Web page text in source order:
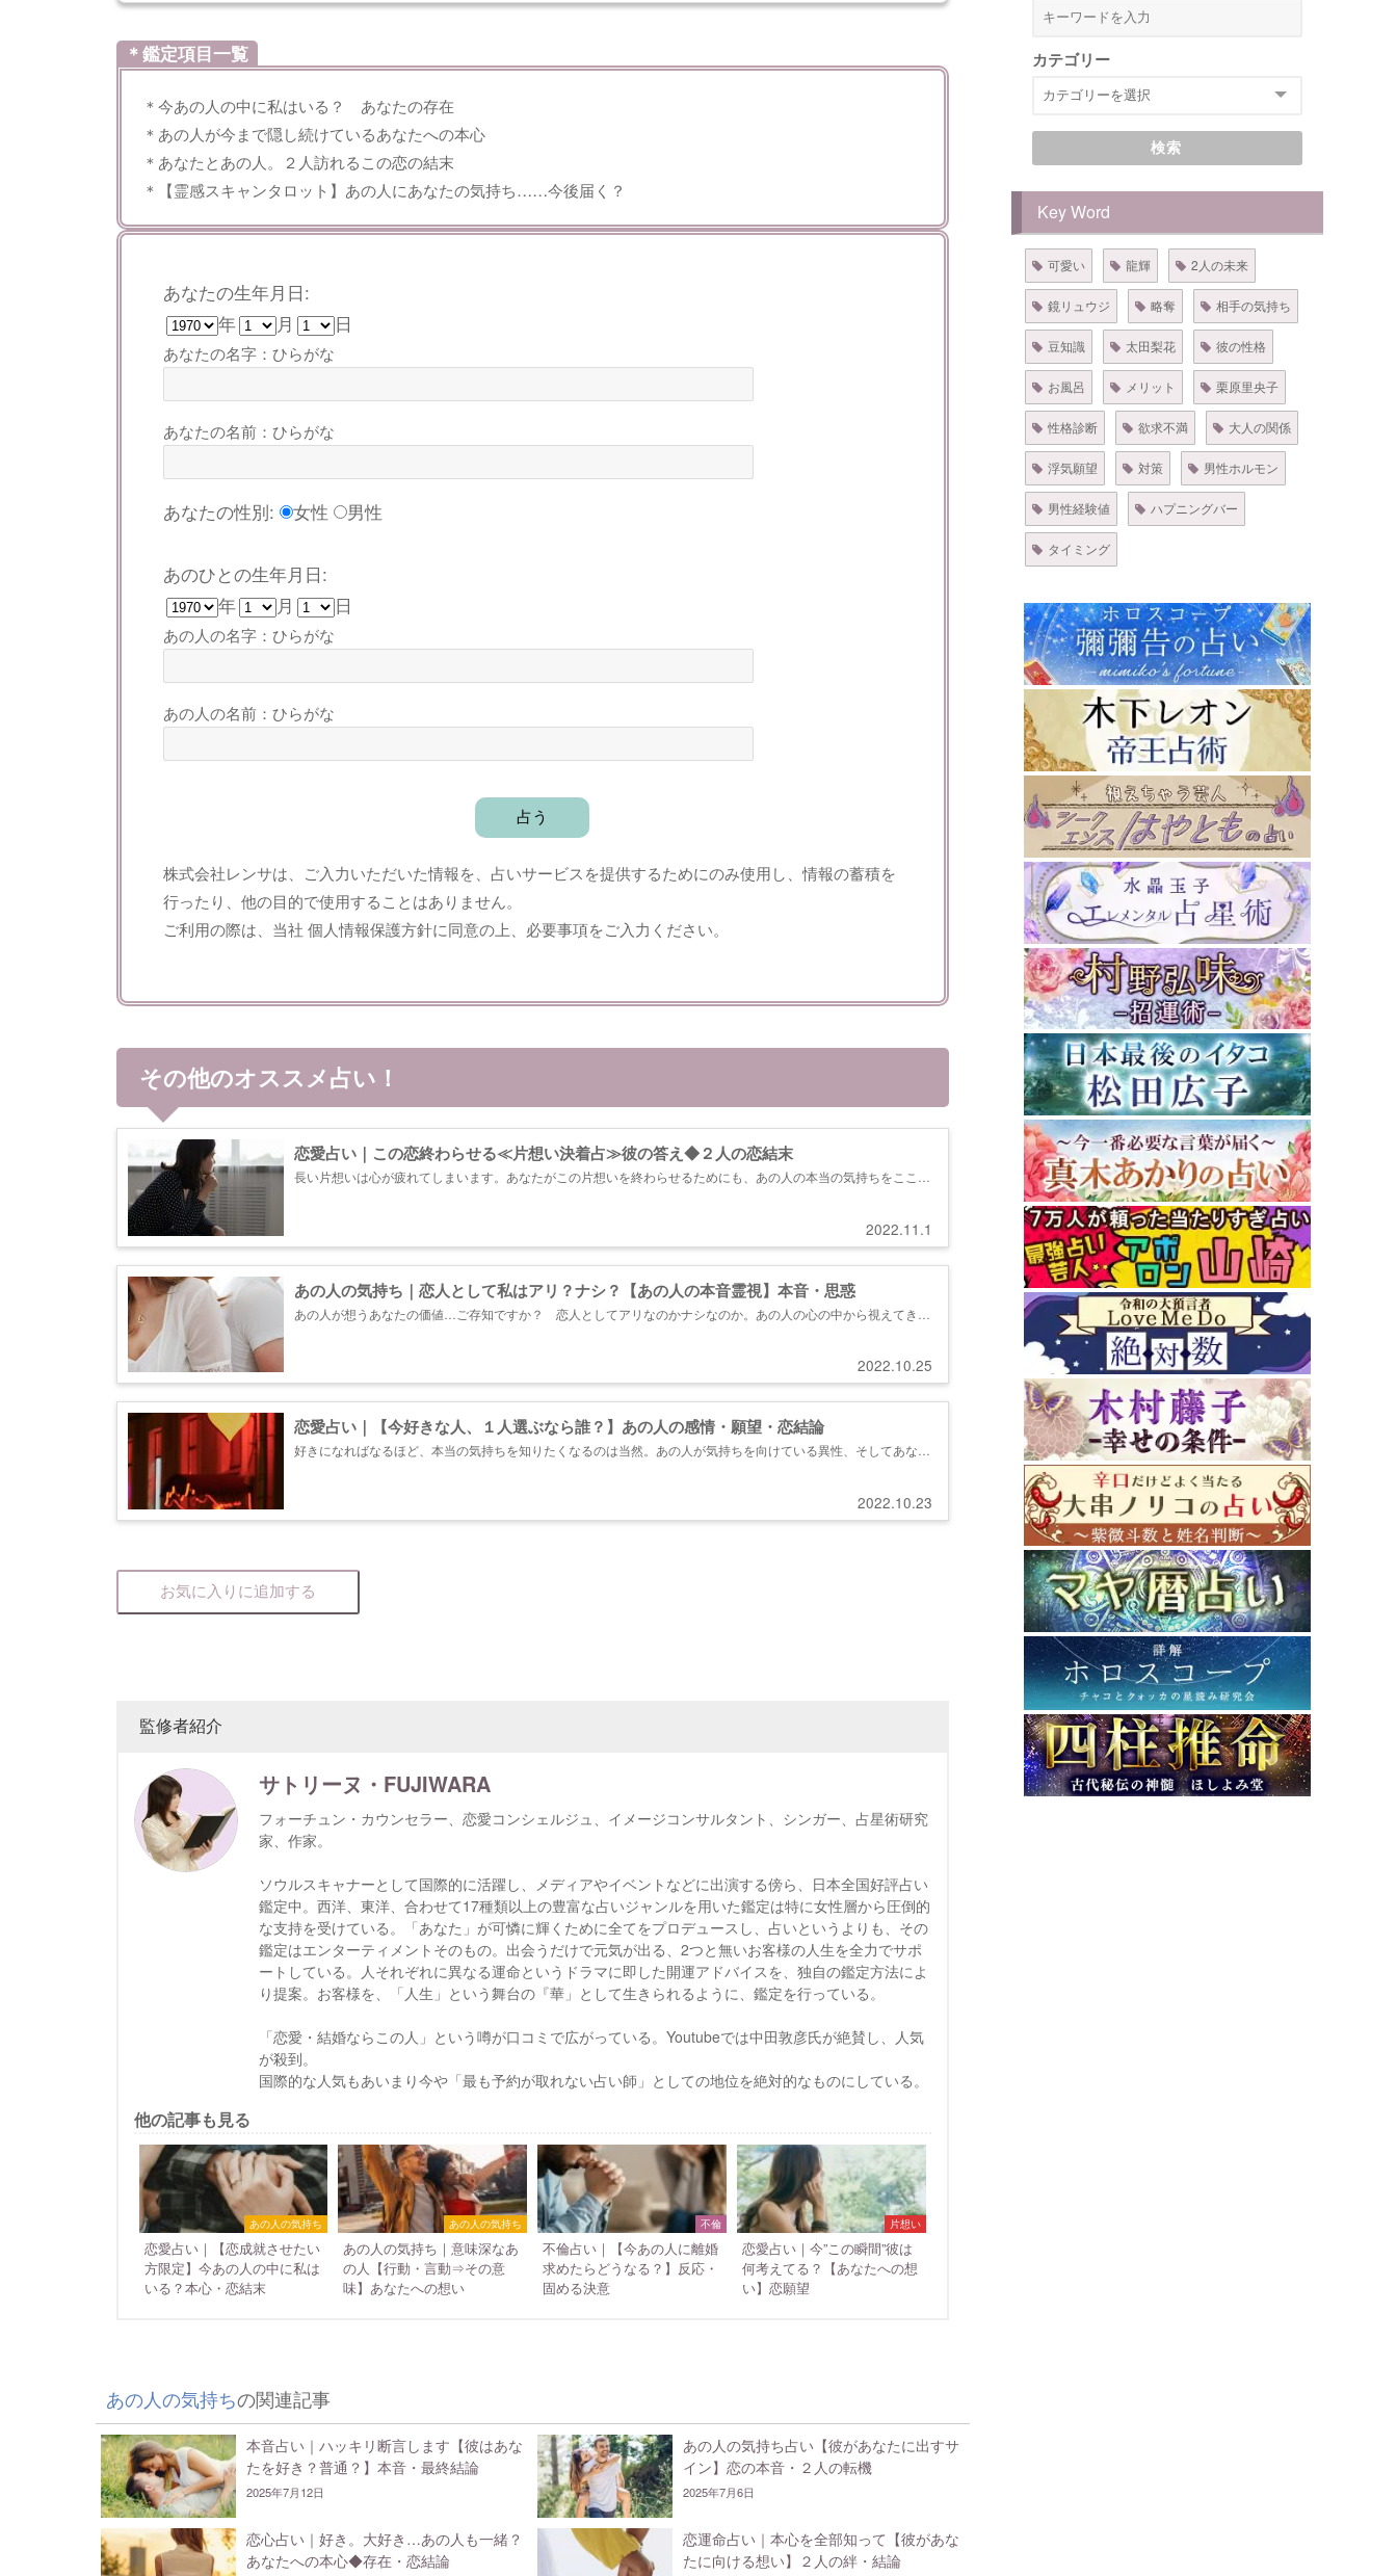
＊鑑定項目一覧
＊今あの人の中に私はいる？ あなたの存在
＊あの人が今まで隠し続けているあなたへの本心
＊あなたとあの人。２人訪れるこの恋の結末
＊【霊感スキャンタロット】あの人にあなたの気持ち……今後届く？
あなたの生年月日:
年
月 日
あなたの名字：ひらがな
あなたの名前：ひらがな
あなたの性別: 女性 男性
あのひとの生年月日:
年
月 日
あの人の名字：ひらがな
あの人の名前：ひらがな
株式会社レンサは、ご入力いただいた情報を、占いサービスを提供するためにのみ使用し、情報の蓄積を
行ったり、他の目的で使用することはありません。
ご利用の際は、当社 個人情報保護方針に同意の上、必要事項をご入力ください。
その他のオススメ占い！
恋愛占い｜この恋終わらせる≪片想い決着占≫彼の答え◆２人の恋結末
2022.11.1
長い片想いは心が疲れてしまいます。あなたがこの片想いを終わらせるためにも、あの人の本当の気持ちをここで
あの人の気持ち｜恋人として私はアリ？ナシ？【あの人の本音霊視】本音・思惑
2022.10.25
あの人が想うあなたの価値…ご存知ですか？ 恋人としてアリなのかナシなのか。あの人の心の中から視えてきた
恋愛占い｜【今好きな人、１人選ぶなら誰？】あの人の感情・願望・恋結論
2022.10.23
好きになればなるほど、本当の気持ちを知りたくなるのは当然。あの人が気持ちを向けている異性、そしてあなた
お気に入りに追加する
監修者紹介
サトリーヌ・FUJIWARA
フォーチュン・カウンセラー、恋愛コンシェルジュ、イメージコンサルタント、シンガー、占星術研究
家、作家。
ソウルスキャナーとして国際的に活躍し、メディアやイベントなどに出演する傍ら、日本全国好評占い
鑑定中。西洋、東洋、合わせて17種類以上の豊富な占いジャンルを用いた鑑定は特に女性層から圧倒的
な支持を受けている。「あなた」が可憐に輝くために全てをプロデュースし、占いというよりも、その
鑑定はエンターティメントそのもの。出会うだけで元気が出る、2つと無いお客様の人生を全力でサポ
ートしている。人それぞれに異なる運命というドラマに即した開運アドバイスを、独自の鑑定方法によ
り提案。お客様を、「人生」という舞台の『華」として生きられるように、鑑定を行っている。
「恋愛・結婚ならこの人」という噂が口コミで広がっている。Youtubeでは中田敦彦氏が絶賛し、人気
が殺到。
国際的な人気もあいまり今や「最も予約が取れない占い師」としての地位を絶対的なものにしている。
他の記事も見る
あの人の気持ち
恋愛占い｜【恋成就させたい
方限定】今あの人の中に私は
いる？本心・恋結末
あの人の気持ち
あの人の気持ち｜意味深なあ
の人【行動・言動⇒その意
味】あなたへの想い
不倫
不倫占い｜【今あの人に離婚
求めたらどうなる？】反応・
固める決意
片想い
恋愛占い｜今”この瞬間”彼は
何考えてる？【あなたへの想
い】恋願望
あの人の気持ちの関連記事
本音占い｜ハッキリ断言します【彼はあな
たを好き？普通？】本音・最終結論
2025年7月12日
あの人の気持ち占い【彼があなたに出すサ
イン】恋の本音・２人の転機
2025年7月6日
恋心占い｜好き。大好き…あの人も一緒？
あなたへの本心◆存在・恋結論
恋運命占い｜本心を全部知って【彼があな
たに向ける想い】２人の絆・結論
カテゴリー
検索
Key Word
可愛い 龍輝 2人の未来
鏡リュウジ 略奪 相手の気持ち
豆知識 太田梨花 彼の性格
お風呂 メリット 栗原里央子
性格診断 欲求不満 大人の関係
浮気願望 対策 男性ホルモン
男性経験値 ハプニングバー
タイミング